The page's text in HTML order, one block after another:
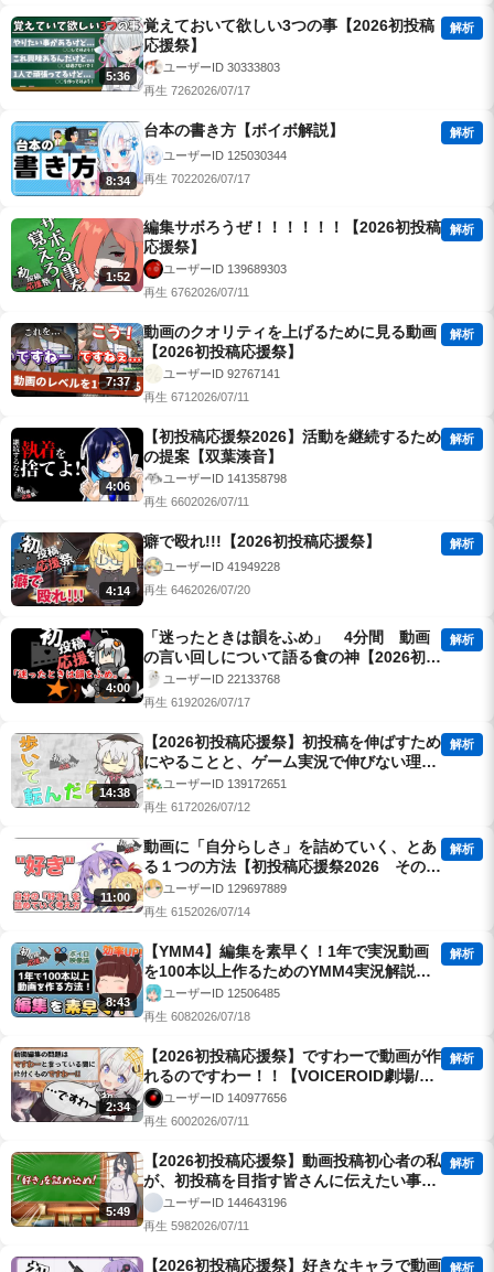
5:36
覚えておいて欲しい3つの事【2026初投稿
応援祭】
解析
ユーザーID 30333803
再生 7262026/07/17
8:34
台本の書き方【ボイボ解説】
解析
ユーザーID 125030344
再生 7022026/07/17
1:52
編集サボろうぜ！！！！！！【2026初投稿
応援祭】
解析
ユーザーID 139689303
再生 6762026/07/11
7:37
動画のクオリティを上げるために見る動画
【2026初投稿応援祭】
解析
ユーザーID 92767141
再生 6712026/07/11
4:06
【初投稿応援祭2026】活動を継続するため
の提案【双葉湊音】
解析
ユーザーID 141358798
再生 6602026/07/11
4:14
癖で殴れ!!!【2026初投稿応援祭】
解析
ユーザーID 41949228
再生 6462026/07/20
4:00
「迷ったときは韻をふめ」 4分間 動画
の言い回しについて語る食の神【2026初投
稿応援祭】
解析
ユーザーID 22133768
再生 6192026/07/17
14:38
【2026初投稿応援祭】初投稿を伸ばすため
にやることと、ゲーム実況で伸びない理
由、その足掻き方
解析
ユーザーID 139172651
再生 6172026/07/12
11:00
動画に「自分らしさ」を詰めていく、とあ
る１つの方法【初投稿応援祭2026 その
２】
解析
ユーザーID 129697889
再生 6152026/07/14
8:43
【YMM4】編集を素早く！1年で実況動画
を100本以上作るためのYMM4実況解説！
【東北きりたん解説】
解析
ユーザーID 12506485
再生 6082026/07/18
2:34
【2026初投稿応援祭】ですわーで動画が作
れるのですわー！！【VOICEROID劇場/ソ
フトウェアトーク劇場】
解析
ユーザーID 140977656
再生 6002026/07/11
5:49
【2026初投稿応援祭】動画投稿初心者の私
が、初投稿を目指す皆さんに伝えたい事！
【中国うさぎ解説】
解析
ユーザーID 144643196
再生 5982026/07/11
【2026初投稿応援祭】好きなキャラで動画 解析